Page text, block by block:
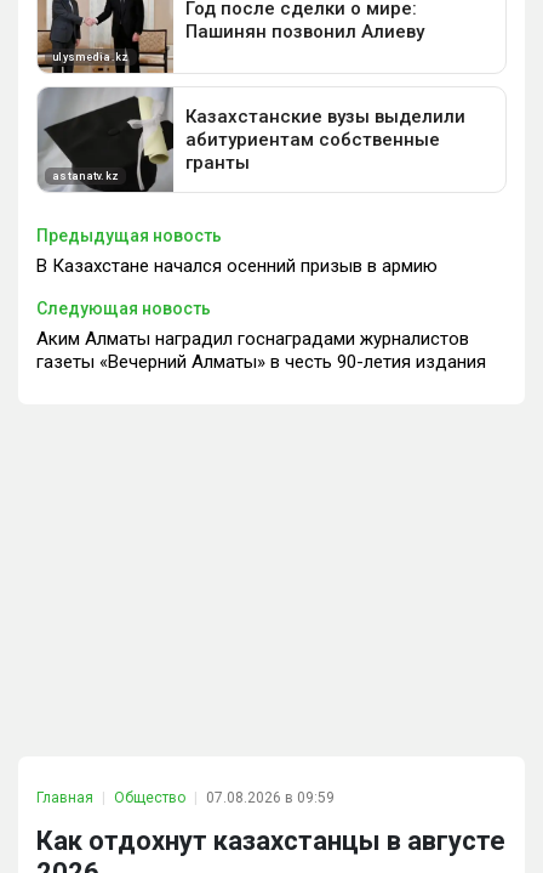
Предыдущая новость
В Казахстане начался осенний призыв в армию
Следующая новость
Аким Алматы наградил госнаградами журналистов
газеты «Вечерний Алматы» в честь 90-летия издания
Главная Общество 07.08.2026 в 09:59
Как отдохнут казахстанцы в августе